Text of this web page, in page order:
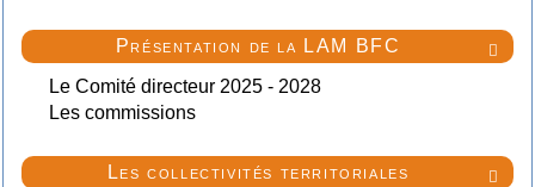

Présentation de la LAM BFC
Le Comité directeur 2025 - 2028
Les commissions

Les collectivités territoriales